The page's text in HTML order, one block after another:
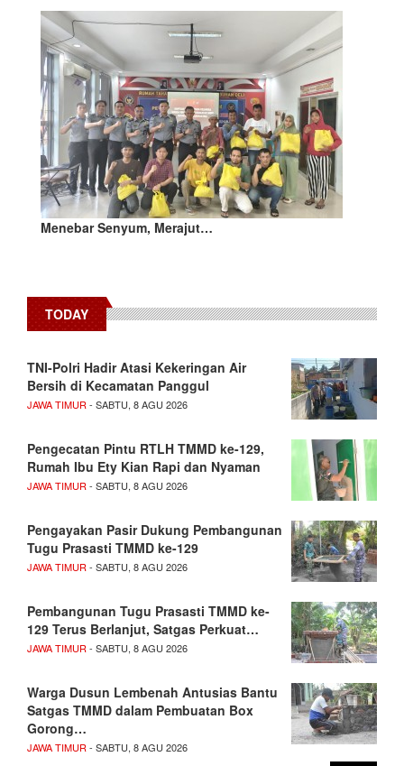
Menebar Senyum, Merajut…
TODAY
TNI-Polri Hadir Atasi Kekeringan Air
Bersih di Kecamatan Panggul
JAWA TIMUR- SABTU, 8 AGU 2026
Pengecatan Pintu RTLH TMMD ke-129,
Rumah Ibu Ety Kian Rapi dan Nyaman
JAWA TIMUR- SABTU, 8 AGU 2026
Pengayakan Pasir Dukung Pembangunan
Tugu Prasasti TMMD ke-129
JAWA TIMUR- SABTU, 8 AGU 2026
Pembangunan Tugu Prasasti TMMD ke-
129 Terus Berlanjut, Satgas Perkuat…
JAWA TIMUR- SABTU, 8 AGU 2026
Warga Dusun Lembenah Antusias Bantu
Satgas TMMD dalam Pembuatan Box
Gorong…
JAWA TIMUR- SABTU, 8 AGU 2026